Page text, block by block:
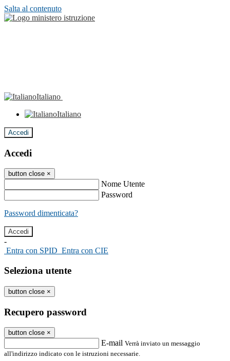
Salta al contenuto
Italiano
Italiano
Accedi
Accedi
button close ×
Nome Utente
Password
Password dimenticata?
-
Entra con SPID Entra con CIE
Seleziona utente
button close ×
Recupero password
button close ×
E-mail Verrà inviato un messaggio
all'indirizzo indicato con le istruzioni necessarie.